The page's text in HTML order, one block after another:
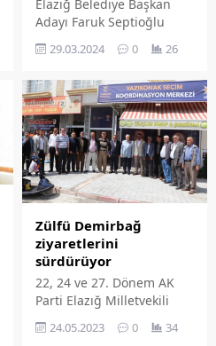
Elazığ Belediye Başkan
Adayı Faruk Septioğlu
seçime sayılı günler kala
Kanal Fırat ve Kanal 23
Dilaver ve Elif Doğan’ın
sunduğu ortak canlı yayın
programına konuk oldu.
Başkan Adayı Septioğlu,
seçim çalışmalarını ve
projelerini anlatarak
soruları cevaplandırdı.
Yeniden Refah Partisi
Genel Başkanı Dr. Fatih
Erbakan da...
29.03.2024 0 26
Zülfü Demirbağ
ziyaretlerini
sürdürüyor
22, 24 ve 27. Dönem AK
Parti Elazığ Milletvekili
Zülfü Demirbağ, 28 Mayıs
Cumhurbaşkanlığı seçimi
24.05.2023 0 34